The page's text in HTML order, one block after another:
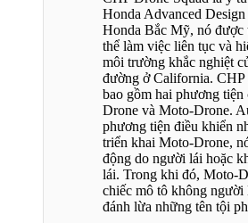
Honda Advanced
Honda Bắc Mỹ, nó được
thể làm việc liên tục và
môi trường khắc nghiệt
đường ở California. CHP
bao gồm hai phương tiện
Drone và Moto-Drone.
phương tiện điều khiển
triển khai Moto-Drone,
động do người lái hoặc
lái. Trong khi đó, Moto-
chiếc mô tô không người
đánh lừa những tên tội